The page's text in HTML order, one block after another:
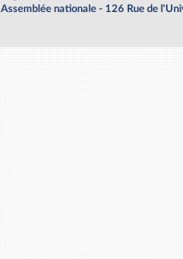
Assemblée nationale - 126 Rue de